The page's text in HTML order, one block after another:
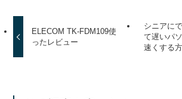
ELECOM TK-FDM109使
ったレビュー
シニアに
て遅いパ
速くする